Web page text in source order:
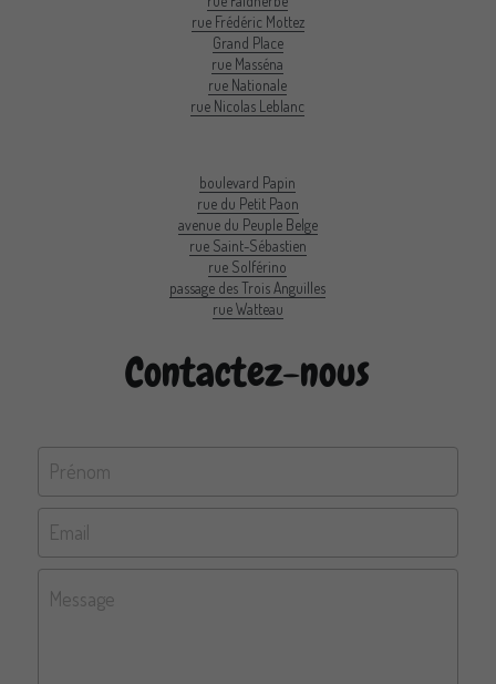
rue Frédéric Mottez
Grand Place
rue Masséna
rue Nationale
rue Nicolas Leblanc
boulevard Papin
rue du Petit Paon
avenue du Peuple Belge
rue Saint-Sébastien
rue Solférino
passage des Trois Anguilles
rue Watteau
Contactez-nous
Prénom
Email
Message